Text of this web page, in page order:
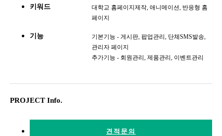
키워드
대학교 홈페이지제작, 애니메이션, 반응형 홈
페이지
기능
기본기능 - 게시판, 팝업관리, 단체SMS발송,
관리자 페이지
추가기능 - 회원관리, 제품관리, 이벤트관리
PROJECT Info.
견적문의